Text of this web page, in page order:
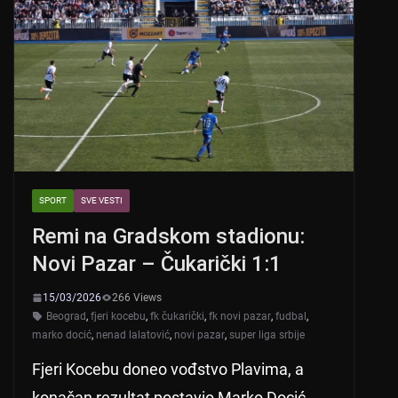
SPORT SVE VESTI
Remi na Gradskom stadionu:
Novi Pazar – Čukarički 1:1
15/03/2026
266 Views
Beograd, fjeri kocebu, fk čukarički, fk novi pazar, fudbal,
marko docić, nenad lalatović, novi pazar, super liga srbije
Fjeri Kocebu doneo vođstvo Plavima, a